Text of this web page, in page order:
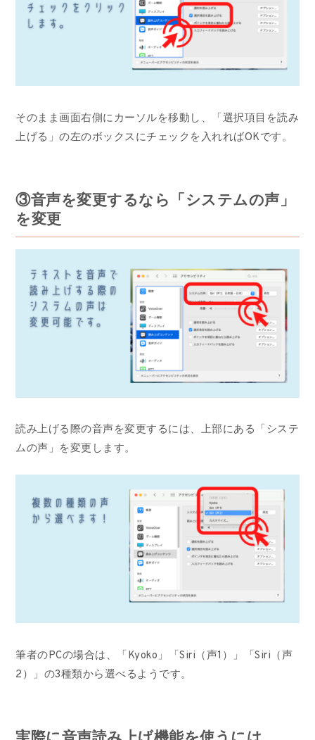
そのまま画面右側にカーソルを移動し、「選択項目を読み
上げる」の左のボックスにチェックを入れればOKです。
③音声を変更するなら「システムの声」
を変更
読み上げる際の音声を変更するには、上部にある「システ
ムの声」を変更します。
筆者のPCの場合は、「Kyoko」「Siri（声1）」「Siri（声
2）」の3種類から選べるようです。